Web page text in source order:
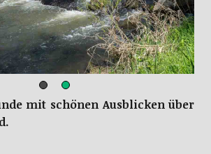
mit schönen Ausblicken über